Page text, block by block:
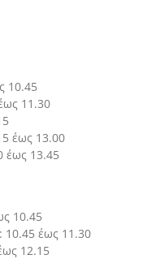
10.45
11.30
έως 13.00
έως 13.45
10.45
έως 11.30
12.15